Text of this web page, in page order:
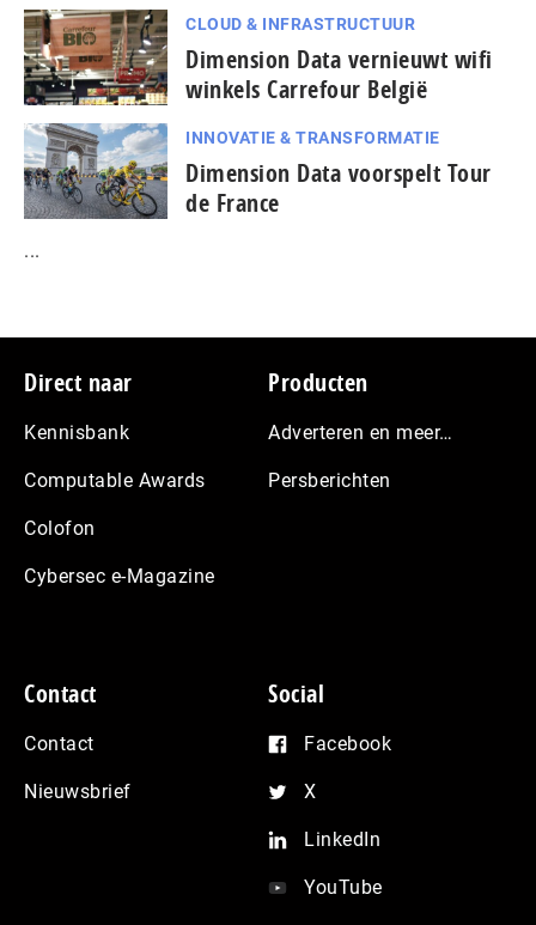
CLOUD & INFRASTRUCTUUR
Dimension Data vernieuwt wifi
winkels Carrefour België
INNOVATIE & TRANSFORMATIE
Dimension Data voorspelt Tour
de France
...
Footer
Direct naar
Kennisbank
Computable Awards
Colofon
Cybersec e-Magazine
Producten
Adverteren en meer…
Persberichten
Contact
Contact
Nieuwsbrief
Social
Facebook
X
LinkedIn
YouTube